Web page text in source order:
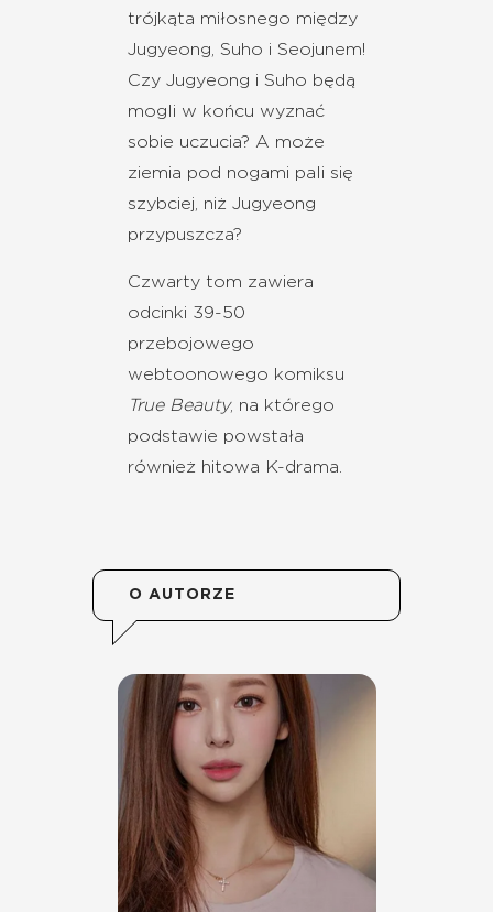
trójkąta miłosnego między
Jugyeong, Suho i Seojunem!
Czy Jugyeong i Suho będą
mogli w końcu wyznać
sobie uczucia? A może
ziemia pod nogami pali się
szybciej, niż Jugyeong
przypuszcza?
Czwarty tom zawiera
odcinki 39-50
przebojowego
webtoonowego komiksu
True Beauty, na którego
podstawie powstała
również hitowa K-drama.
O AUTORZE